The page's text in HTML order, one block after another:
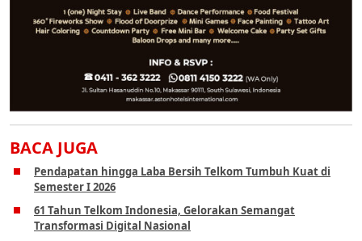
BACA JUGA
Pendapatan hingga Laba Bersih Telkom Tumbuh Kuat di
Semester I 2026
61 Tahun Telkom Indonesia, Gelorakan Semangat
Transformasi Digital Nasional